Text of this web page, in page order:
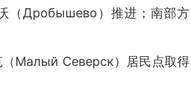
（Дробышево）推进；南部方
（Малый Северск）居民点取得